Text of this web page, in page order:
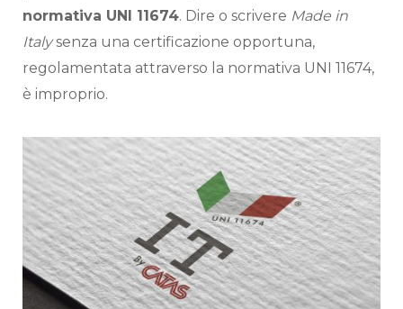
normativa UNI 11674. Dire o scrivere Made in
Italysenza una certificazione opportuna,
regolamentata attraverso la normativa UNI 11674,
è improprio.